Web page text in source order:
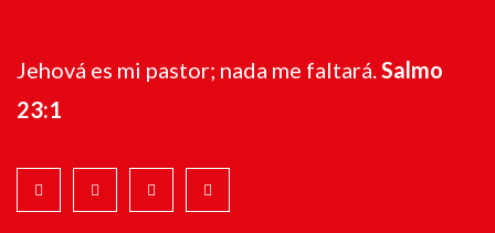
Jehová es mi pastor; nada me faltará.Salmo
23:1